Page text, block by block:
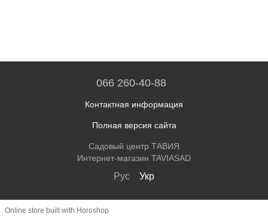
066 260-40-88
Контактная информация
Полная версия сайта
Садовый центр ТАВИЯ
Интернет-магазин TAVIASAD
Рус Укр
Online store built with Horoshop